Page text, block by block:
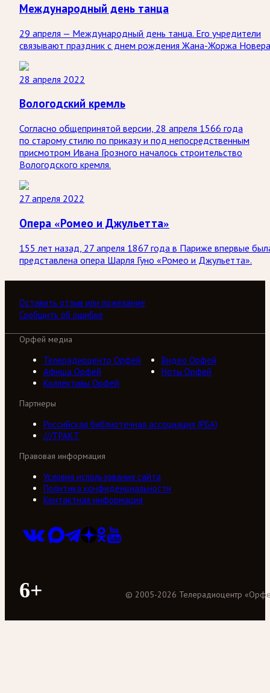
Международный день танца
29 апреля — Международный день танца. Его учредители
связывают праздник с днем рождения Жана-Жоржа
28 апреля 2022
Вологодский кремль
Согласно общепринятой версии, 28 апреля 1566 года
по старому стилю по приказу и под непосредственным
присмотром Ивана Грозного началось строительство
Вологодского кремля.
27 апреля 2022
Опера «Ромео и Джульетта»
155 лет назад, 27 апреля 1867 года в Париже впервые
представлена опера Шарля Гуно «Ромео и Джульетта».
Оставить отзыв или пожелание
Сообщить об ошибке
Орфей медиа
Телерадиоцентр Орфей
Видео Орфей
Афиша Орфей
Ноты Орфей
Коллективы Орфей
Партнеры
Российская библиотечная ассоциация (РБА)
///ТРАКТ
Правовая информация
Условия использования сайта
Политика конфиденциальности
Контактная информация
6+ © 2005-2026 Телерадиоцентр